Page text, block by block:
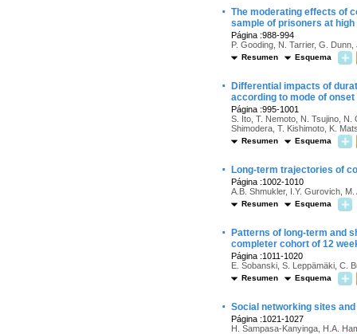
· The moderating effects of
sample of prisoners at
Página :988-994
P. Gooding, N. Tarrier, G.
Resumen Esquema
·
Differential impacts of
according to mode of onset
Página :995-1001
S. Ito, T. Nemoto, N. Tsujino,
Shimodera, T. Kishimoto, K.
Resumen Esquema
· Long-term trajectories of
Página :1002-1010
A.B. Shmukler, I.Y. Gurovich,
Resumen Esquema
·
Patterns of long-term and
completer cohort of 12
Página :1011-1020
E. Sobanski, S. Leppämäki, C.
Resumen Esquema
· Social networking sites
Página :1021-1027
H. Sampasa-Kanyinga, H.A.